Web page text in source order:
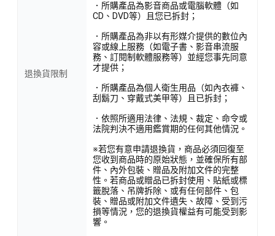
退換貨限制
．所購產品為影音商品或電腦軟體（如
CD、DVD等）且您已拆封；
．所購產品為非以有形媒介提供的數位內
容或線上服務（如電子書、影音串流服
務、訂閱制軟體服務等）並經您事先同意
才提供；
．所購產品為個人衛生用品（如內衣褲、
刮鬍刀、穿戴式美甲等）且已拆封；
．依照所適用法律、法規、裁定、命令或
法院判決不適用鑑賞期的任何其他情況。
※若您有意申請退換貨，商品必須回復至
您收到商品時的原始狀態，並確保所有部
件、內外包裝、贈品及附加文件的完整
性。若商品或贈品已拆封使用、貼紙或標
籤脫落、吊牌拆除、或有任何部件、包
裝、贈品或附加文件遺失、故障、受到污
損等情況，您的退換貨權益有可能受到影
響。